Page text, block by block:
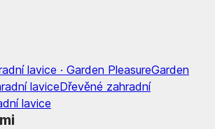
lavice · Garden PleasureGarden
laviceDřevěné zahradní
lavice